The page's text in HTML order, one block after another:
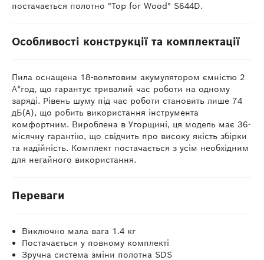
постачається полотно "Top for Wood" S644D.
Особливості конструкції та комплектації
Пила оснащена 18-вольтовим акумулятором ємністю 2
А*год, що гарантує тривалий час роботи на одному
заряді. Рівень шуму під час роботи становить лише 74
дБ(А), що робить використання інструмента
комфортним. Вироблена в Угорщині, ця модель має 36-
місячну гарантію, що свідчить про високу якість збірки
та надійність. Комплект постачається з усім необхідним
для негайного використання.
Переваги
Виключно мала вага 1.4 кг
Постачається у повному комплекті
Зручна система зміни полотна SDS